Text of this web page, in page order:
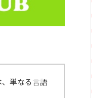
単なる言語